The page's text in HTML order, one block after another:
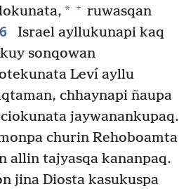
* + ruwasqan
Israel ayllukunapi kaq
sonqowan
Leví ayllu
chhaynapi ñaupa
jaywanankupaq.
churin Rehoboamta
allin tajyasqa kananpaq.
jina Diosta kasukuspa